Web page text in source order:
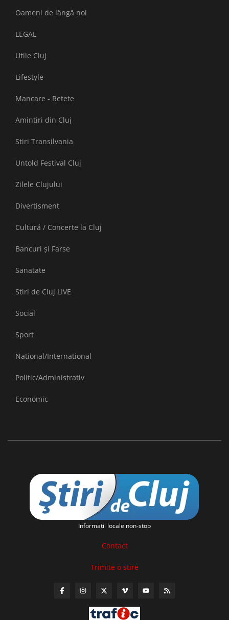
Oameni de lângă noi
LEGAL
Utile Cluj
Lifestyle
Mancare - Retete
Amintiri din Cluj
Stiri Transilvania
Untold Festival Cluj
Zilele Clujului
Divertisment
Cultură / Concerte la Cluj
Bancuri și Farse
Sanatate
Stiri de Cluj LIVE
Social
Sport
National/International
Politic/Administrativ
Economic
Informaţii locale non-stop
Contact
Trimite o stire